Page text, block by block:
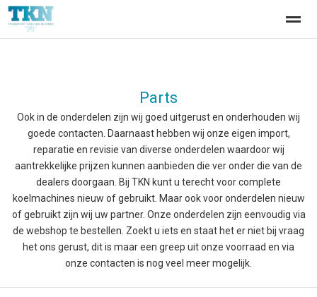
Home Zoeken Nieuws Pagina's
Parts
Ook in de onderdelen zijn wij goed uitgerust en onderhouden wij
goede contacten. Daarnaast hebben wij onze eigen import,
reparatie en revisie van diverse onderdelen waardoor wij
aantrekkelijke prijzen kunnen aanbieden die ver onder die van de
dealers doorgaan. Bij TKN kunt u terecht voor complete
koelmachines nieuw of gebruikt. Maar ook voor onderdelen nieuw
of gebruikt zijn wij uw partner. Onze onderdelen zijn eenvoudig via
de webshop te bestellen. Zoekt u iets en staat het er niet bij vraag
het ons gerust, dit is maar een greep uit onze voorraad en via
onze contacten is nog veel meer mogelijk.